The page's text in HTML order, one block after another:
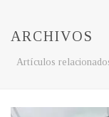
ARCHIVOS
Artículos